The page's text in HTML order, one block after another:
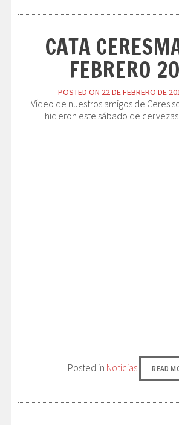
CATA
FEBRERO
POSTED ON 22 DE FEBRERO DE
Vídeo de nuestros amigos de Ceres
hicieron este sábado de
Posted in Noticias READ